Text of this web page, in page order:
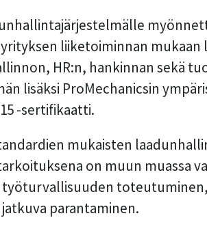
liiketoiminnan mukaan
HR:n, hankinnan sekä
lisäksi ProMechanicsin
-sertifikaatti.
mukaisten
on muun muassa
työturvallisuuden
parantaminen.